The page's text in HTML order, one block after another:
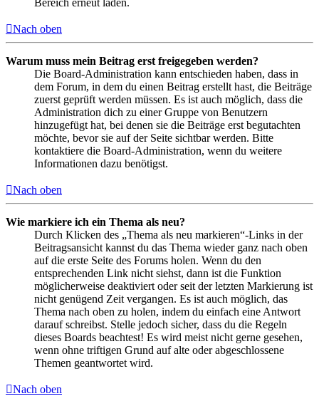
Bereich erneut laden.
Nach oben
Warum muss mein Beitrag erst freigegeben werden?
Die Board-Administration kann entschieden haben, dass in
dem Forum, in dem du einen Beitrag erstellt hast, die Beiträge
zuerst geprüft werden müssen. Es ist auch möglich, dass die
Administration dich zu einer Gruppe von Benutzern
hinzugefügt hat, bei denen sie die Beiträge erst begutachten
möchte, bevor sie auf der Seite sichtbar werden. Bitte
kontaktiere die Board-Administration, wenn du weitere
Informationen dazu benötigst.
Nach oben
Wie markiere ich ein Thema als neu?
Durch Klicken des „Thema als neu markieren“-Links in der
Beitragsansicht kannst du das Thema wieder ganz nach oben
auf die erste Seite des Forums holen. Wenn du den
entsprechenden Link nicht siehst, dann ist die Funktion
möglicherweise deaktiviert oder seit der letzten Markierung ist
nicht genügend Zeit vergangen. Es ist auch möglich, das
Thema nach oben zu holen, indem du einfach eine Antwort
darauf schreibst. Stelle jedoch sicher, dass du die Regeln
dieses Boards beachtest! Es wird meist nicht gerne gesehen,
wenn ohne triftigen Grund auf alte oder abgeschlossene
Themen geantwortet wird.
Nach oben